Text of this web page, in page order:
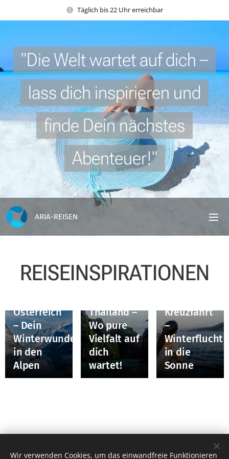
Täglich bis 22 Uhr erreichbar
ARIA-REISEN
"Die Welt wartet auf dich –
lass dich inspirieren und
finde Dein nächstes
Abenteuer!"
REISEINSPIRATIONEN
Österreich
– Dein
Winterwunderland
in den
Alpen
Thailand –
Wo pure
Vielfalt auf
dich
wartet!
Kreuzfahrt
–
Winterflucht
in die
Sonne
Wir verwenden Cookies, um das einwandfreie Funktionieren